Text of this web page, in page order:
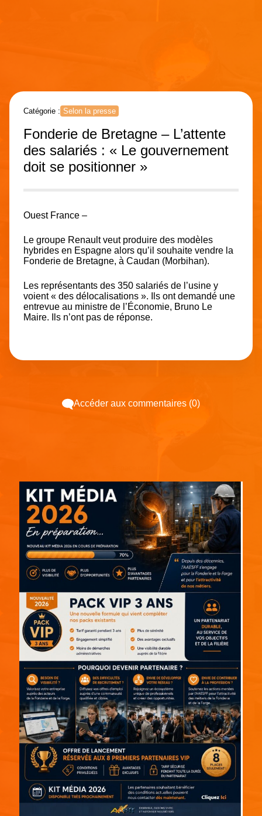
Catégorie : Selon la presse
Fonderie de Bretagne – L’attente
des salariés : « Le gouvernement
doit se positionner »
Ouest France –
Le groupe Renault veut produire des modèles
hybrides en Espagne alors qu’il souhaite vendre la
Fonderie de Bretagne, à Caudan (Morbihan).
Les représentants des 350 salariés de l’usine y
voient « des délocalisations ». Ils ont demandé une
entrevue au ministre de l’Économie, Bruno Le
Maire. Ils n’ont pas de réponse.
Accéder aux commentaires (0)